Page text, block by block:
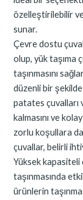
özelleştirilebilir ve
sunar.
Çevre dostu
olup, yük taşıma
taşınmasını
düzenli bir
patates çuvalları
kalmasını ve
zorlu koşullara
çuvallar, belirli
Yüksek kapasiteli
taşınmasında
ürünlerin